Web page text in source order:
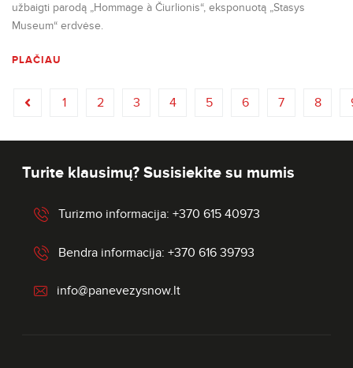
užbaigti parodą „Hommage à Čiurlionis“, eksponuotą „Stasys
Museum“ erdvėse.
PLAČIAU
1 2 3 4 5 6 7 8
Turite klausimų? Susisiekite su mumis
Turizmo informacija: +370 615 40973
Bendra informacija: +370 616 39793
info@panevezysnow.lt